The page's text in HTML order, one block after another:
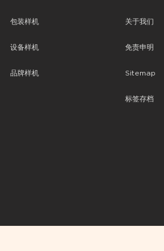
包装样机
设备样机
品牌样机
关于我们
免责申明
Sitemap
标签存档
端代码、样机素材、插画图片、附加组件等。